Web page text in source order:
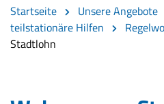
Startseite Unsere Angebote
teilstationäre Hilfen
Stadtlohn